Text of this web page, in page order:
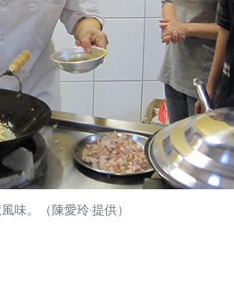
味。（陳愛玲‧提供）